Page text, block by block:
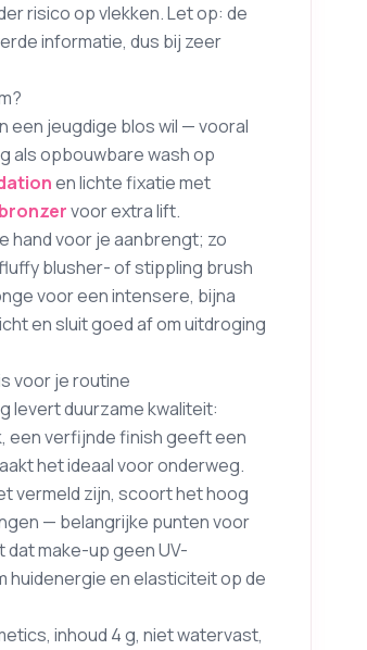
risico op vlekken. Let op: de
informatie, dus bij zeer
een jeugdige blos wil — vooral
als opbouwbare wash op
en lichte fixatie met
bronzervoor extra lift.
hand voor je aanbrengt; zo
blusher- of stippling brush
voor een intensere, bijna
en sluit goed af om uitdroging
voor je routine
levert duurzame kwaliteit:
een verfijnde finish geeft een
het ideaal voor onderweg.
vermeld zijn, scoort het hoog
— belangrijke punten voor
make-up geen UV-
huidenergie en elasticiteit op de
inhoud 4 g, niet watervast,